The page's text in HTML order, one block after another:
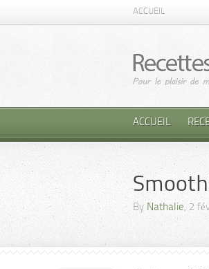
ACCUEIL
ACCUEIL
By Nathalie, 2